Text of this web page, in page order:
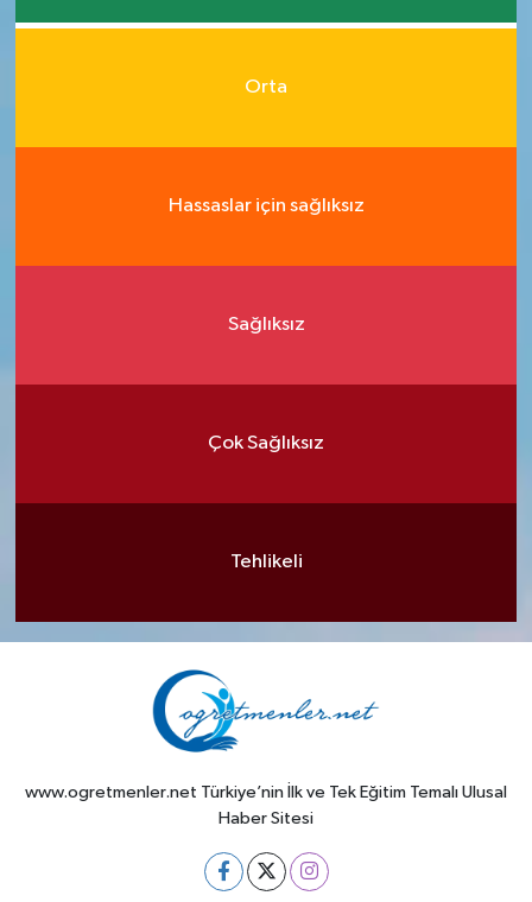
Orta
Hassaslar için sağlıksız
Sağlıksız
Çok Sağlıksız
Tehlikeli
www.ogretmenler.net Türkiye’nin İlk ve Tek Eğitim Temalı Ulusal
Haber Sitesi